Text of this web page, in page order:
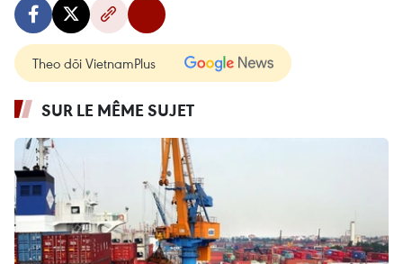
Theo dõi VietnamPlus
SUR LE MÊME SUJET